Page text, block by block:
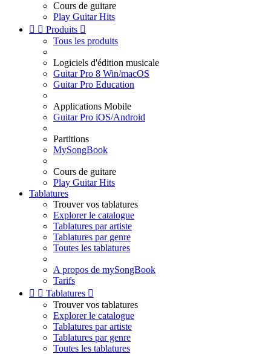
Cours de guitare
Play Guitar Hits
  Produits 
Tous les produits
Logiciels d'édition musicale
Guitar Pro 8 Win/macOS
Guitar Pro Education
Applications Mobile
Guitar Pro iOS/Android
Partitions
MySongBook
Cours de guitare
Play Guitar Hits
Tablatures
Trouver vos tablatures
Explorer le catalogue
Tablatures par artiste
Tablatures par genre
Toutes les tablatures
A propos de mySongBook
Tarifs
  Tablatures 
Trouver vos tablatures
Explorer le catalogue
Tablatures par artiste
Tablatures par genre
Toutes les tablatures